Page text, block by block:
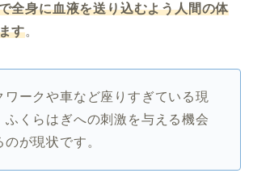
全身に血液を送り込むよう人間の体
す。
ワークや車など座りすぎている現
ふくらはぎへの刺激を与える機会
が現状です。